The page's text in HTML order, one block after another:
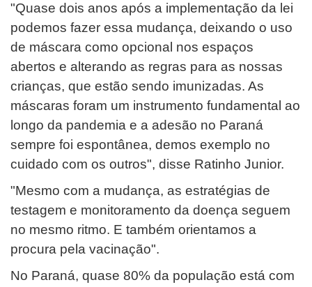
"Quase dois anos após a implementação da lei
podemos fazer essa mudança, deixando o uso
de máscara como opcional nos espaços
abertos e alterando as regras para as nossas
crianças, que estão sendo imunizadas. As
máscaras foram um instrumento fundamental ao
longo da pandemia e a adesão no Paraná
sempre foi espontânea, demos exemplo no
cuidado com os outros", disse Ratinho Junior.
"Mesmo com a mudança, as estratégias de
testagem e monitoramento da doença seguem
no mesmo ritmo. E também orientamos a
procura pela vacinação".
No Paraná, quase 80% da população está com